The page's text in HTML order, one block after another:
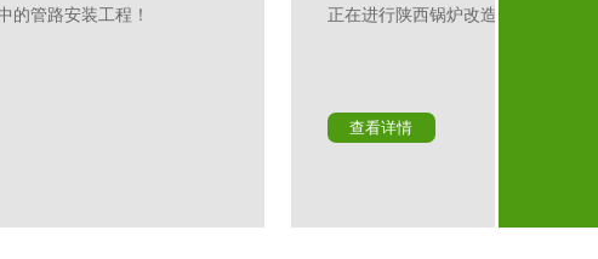
正在进行陕西锅炉改造技术调试！